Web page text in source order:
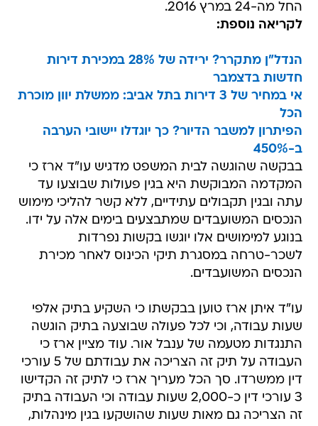
החל מה-24 במרץ 2016.
לקריאה נוספת:
הנדל"ן מתקרר? ירידה של 28% במכירת דירות
חדשות בדצמבר
אי במחיר של 3 דירות בתל אביב: ממשלת יוון מוכרת
הכל
הפיתרון למשבר הדיור? כך יוגדלו יישובי הערבה
ב-450%
בבקשה שהוגשה לבית המשפט מדגיש עו"ד ארז כי
המקדמה המבוקשת היא בגין פעולות שבוצעו עד
עתה ובגין תקבולים עתידיים, ללא קשר להליכי מימוש
הנכסים המשועבדים שמתבצעים בימים אלה על ידו.
בנוגע למימושים אלו יוגשו בקשות נפרדות
לשכר-טרחה במסגרת תיקי הכינוס לאחר מכירת
הנכסים המשועבדים.
עו"ד איתן ארז טוען בבקשתו כי השקיע בתיק אלפי
שעות עבודה, וכי לכל פעולה שבוצעה בתיק הוגשה
התנגדות מטעמה של ענבל אור. עוד מציין ארז כי
העבודה על תיק זה הצריכה את עבודתם של 5 עורכי
דין ממשרדו. סך הכל מעריך ארז כי לתיק זה הקדישו
3 עורכי דין כ-2,000 שעות עבודה וכי העבודה בתיק
זה הצריכה גם מאות שעות שהושקעו בגין מינהלות,